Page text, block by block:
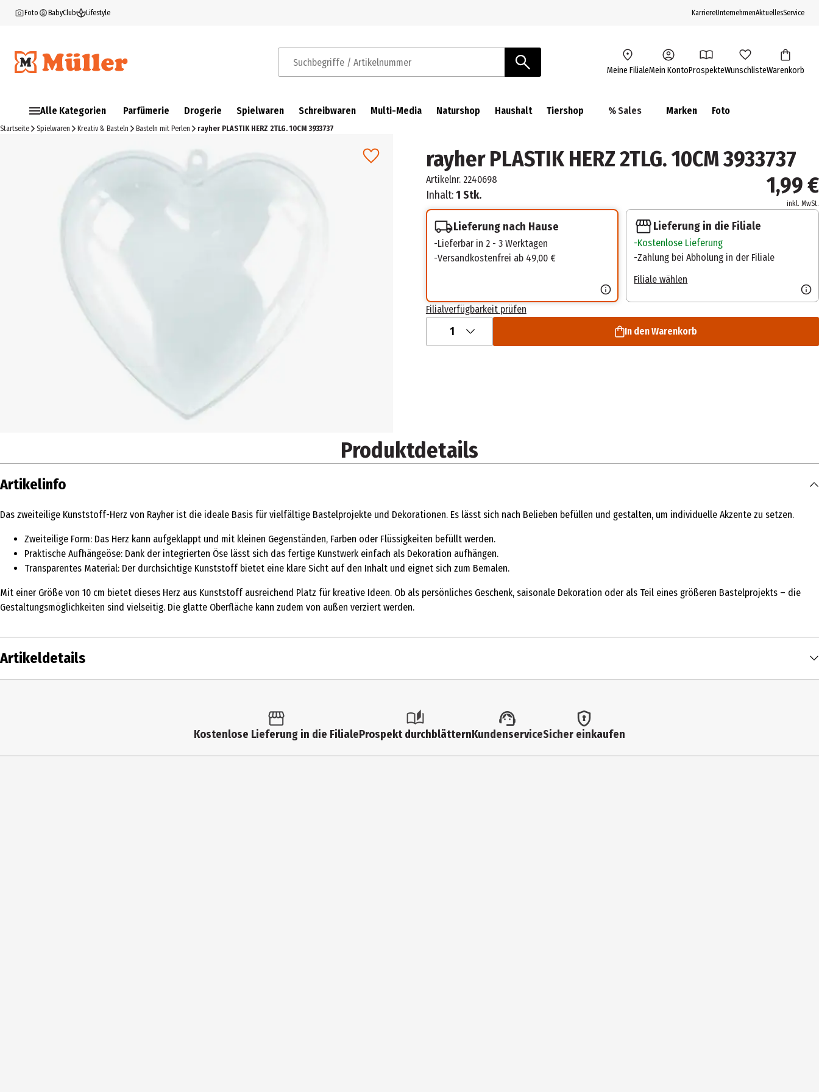
Foto BabyClub Lifestyle KarriereUnternehmenAktuellesService
Suchbegriffe / Artikelnummer Meine FilialeMein KontoProspekteWunschlisteWarenkorb
Alle Kategorien Parfümerie Drogerie Spielwaren Schreibwaren Multi-Media Naturshop Haushalt Tiershop % Sales Marken Foto
Startseite Spielwaren Kreativ & Basteln Basteln mit Perlen rayher PLASTIK HERZ 2TLG. 10CM 3933737
rayher PLASTIK HERZ 2TLG. 10CM 3933737
Artikelnr. 2240698
Inhalt:1 Stk. 1,99 €
inkl. MwSt.
Lieferung nach Hause
Lieferbar in 2 - 3 Werktagen
Versandkostenfrei ab 49,00 €
Lieferung in die Filiale
Kostenlose Lieferung
Zahlung bei Abholung in der Filiale
Filiale wählen
Filialverfügbarkeit prüfen
1 In den Warenkorb
Produktdetails
Artikelinfo
Das zweiteilige Kunststoff-Herz von Rayher ist die ideale Basis für vielfältige Bastelprojekte und Dekorationen. Es lässt sich nach Belieben befüllen und gestalten, um individuelle Akzente zu setzen.
Zweiteilige Form: Das Herz kann aufgeklappt und mit kleinen Gegenständen, Farben oder Flüssigkeiten befüllt werden.
Praktische Aufhängeöse: Dank der integrierten Öse lässt sich das fertige Kunstwerk einfach als Dekoration aufhängen.
Transparentes Material: Der durchsichtige Kunststoff bietet eine klare Sicht auf den Inhalt und eignet sich zum Bemalen.
Mit einer Größe von 10 cm bietet dieses Herz aus Kunststoff ausreichend Platz für kreative Ideen. Ob als persönliches Geschenk, saisonale Dekoration oder als Teil eines größeren Bastelprojekts – die
Gestaltungsmöglichkeiten sind vielseitig. Die glatte Oberfläche kann zudem von außen verziert werden.
Artikeldetails
Bastelperlen
Kostenlose Lieferung in die FilialeProspekt durchblätternKundenserviceSicher einkaufen